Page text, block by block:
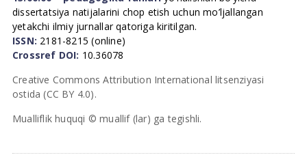
dissertatsiya natijalarini chop etish uchun mo’ljallangan
yetakchi ilmiy jurnallar qatoriga kiritilgan.
ISSN: 2181-8215 (online)
Crossref DOI: 10.36078
Creative Commons Attribution International litsenziyasi
ostida (CC BY 4.0).
Mualliflik huquqi © muallif (lar) ga tegishli.